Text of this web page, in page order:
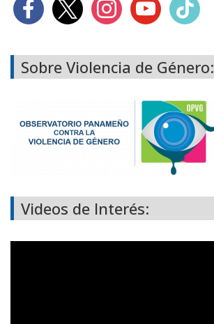
Sobre Violencia de Género:
Videos de Interés: